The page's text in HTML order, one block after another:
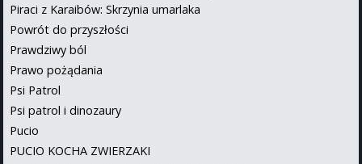
Piraci z Karaibów: Skrzynia umarlaka
Powrót do przyszłości
Prawdziwy ból
Prawo pożądania
Psi Patrol
Psi patrol i dinozaury
Pucio
PUCIO KOCHA ZWIERZAKI